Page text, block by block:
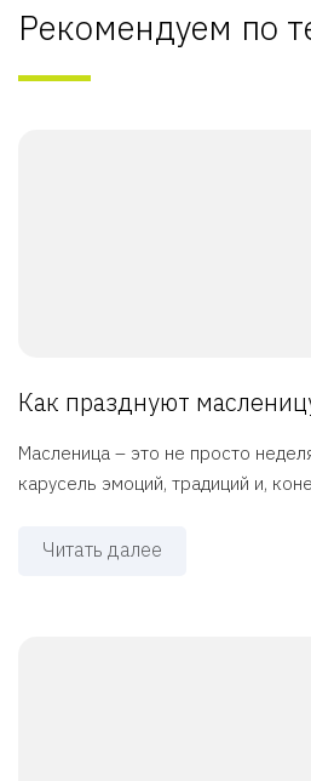
Рекомендуем по
Как празднуют
Масленица – это не просто
карусель эмоций, традиций и,
Читать далее